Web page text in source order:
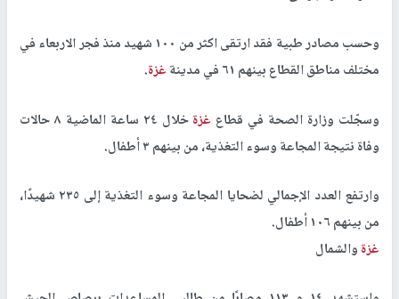
وحسب مصادر طبية فقد ارتقى اكثر من ١٠٠ شهيد منذ فجر الاربعاء في
مختلف مناطق القطاع بينهم ٦١ في مدينة
غزة.
وسجّلت وزارة الصحة في قطاع غزة
خلال ٢٤ ساعة الماضية ٨ حالات
وفاة نتيجة المجاعة وسوء التغذية، من بينهم ٣ أطفال.
وارتفع العدد الإجمالي لضحايا المجاعة وسوء التغذية إلى ٢٣٥ شهيدًا،
من بينهم ١٠٦ أطفال.
غزةوالشمال